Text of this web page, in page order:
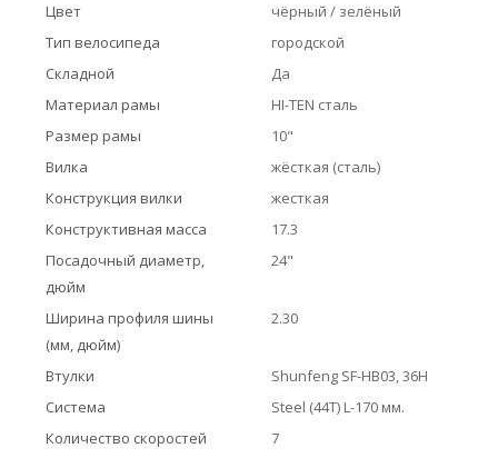
Цвет
чёрный / зелёный
Тип велосипеда
городской
Складной
Да
Материал рамы
HI-TEN сталь
Размер рамы
10"
Вилка
жёсткая (сталь)
Конструкция вилки
жесткая
Конструктивная масса
17.3
Посадочный диаметр,
дюйм
24"
Ширина профиля шины
(мм, дюйм)
2.30
Втулки
Shunfeng SF-HB03, 36H
Система
Steel (44T) L-170 мм.
Количество скоростей
7